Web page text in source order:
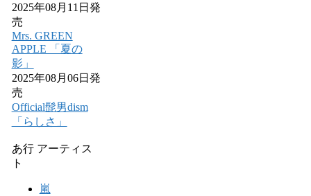
2025年08月11日発
売
Mrs. GREEN
APPLE 「夏の
影」
2025年08月06日発
売
Official髭男dism
「らしさ」
あ行 アーティス
ト
嵐